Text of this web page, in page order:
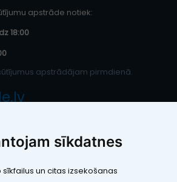
sīkdatnes
un citas izsekošanas
apstrāde notiek:
18:00
apstrādājam pirmdienā.
iela 33, Rīga, LV-1005